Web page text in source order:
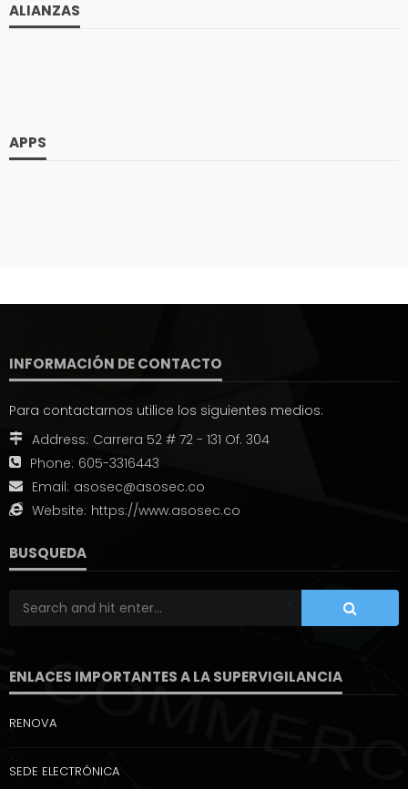
ALIANZAS
APPS
INFORMACIÓN DE CONTACTO
Para contactarnos utilice los siguientes medios:
Address: Carrera 52 # 72 - 131 Of. 304
Phone: 605-3316443
Email: asosec@asosec.co
Website: https://www.asosec.co
BUSQUEDA
ENLACES IMPORTANTES A LA SUPERVIGILANCIA
RENOVA
SEDE ELECTRÓNICA